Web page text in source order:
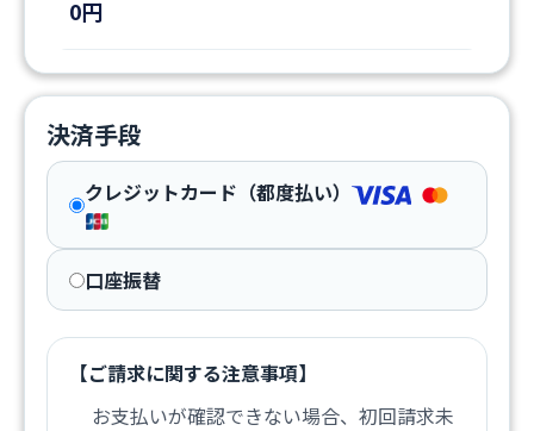
0円
決済手段
クレジットカード（都度払い）
口座振替
【ご請求に関する注意事項】
お支払いが確認できない場合、初回請求未